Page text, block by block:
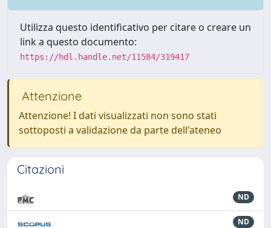
Utilizza questo identificativo per citare o creare un
link a questo documento:
https://hdl.handle.net/11584/319417
Attenzione
Attenzione! I dati visualizzati non sono stati
sottoposti a validazione da parte dell'ateneo
Citazioni
ND
ND